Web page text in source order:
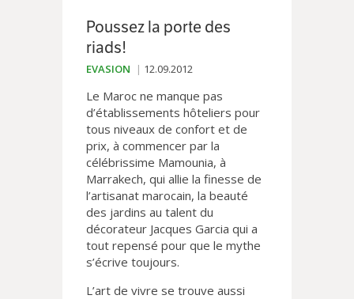
Poussez la porte des
riads!
EVASION 12.09.2012
Le Maroc ne manque pas
d’établissements hôteliers pour
tous niveaux de confort et de
prix, à commencer par la
célébrissime Mamounia, à
Marrakech, qui allie la finesse de
l’artisanat marocain, la beauté
des jardins au talent du
décorateur Jacques Garcia qui a
tout repensé pour que le mythe
s’écrive toujours.
L’art de vivre se trouve aussi